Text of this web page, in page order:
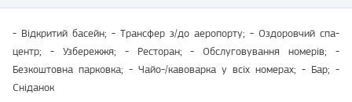
- Відкритий басейн; - Трансфер з/до аеропорту; - Оздоровчий спа-
центр; - Узбережжя; - Ресторан; - Обслуговування номерів; -
Безкоштовна парковка; - Чайо-/кавоварка у всіх номерах; - Бар; -
Сніданок